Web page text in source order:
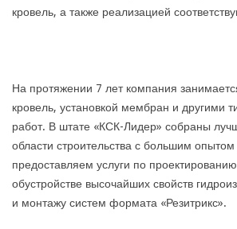
кровель, а также реализацией
На протяжении 7 лет компания
кровель, установкой мембран и другими
работ. В штате «КСК-Лидер» собраны
области строительства с большим
предоставляем услуги по
обустройстве высочайших свойств
и монтажу систем формата «Резитрикс».